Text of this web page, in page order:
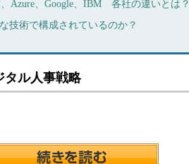
Azure、Google、IBM 各社の違いとは？
技術で構成されているのか？
タル人事戦略